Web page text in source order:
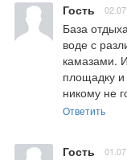
Гость
База
воде с
камазами.
площадку и
никому не
Ответить
Гость